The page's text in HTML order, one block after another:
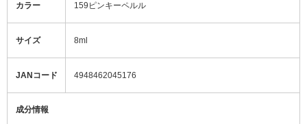
カラー 159ピンキーペルル
サイズ 8ml
JANコード 4948462045176
成分情報